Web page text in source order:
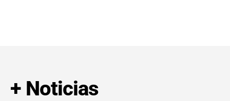
+ Noticias